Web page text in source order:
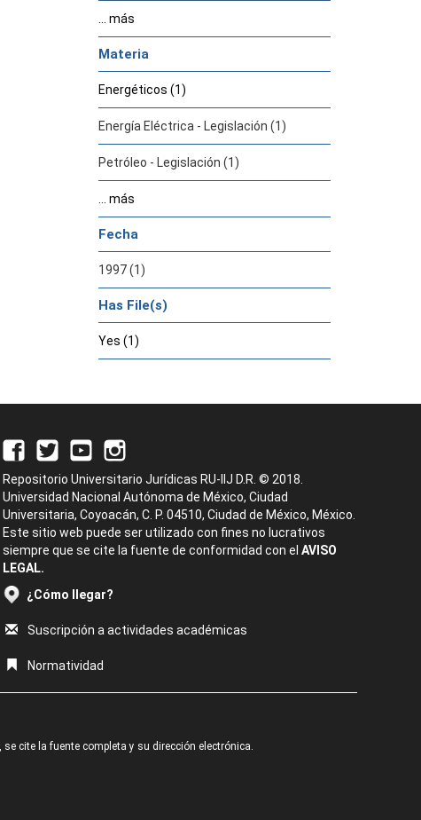
... más
Materia
Energéticos (1)
Energía Eléctrica - Legislación (1)
Petróleo - Legislación (1)
... más
Fecha
1997 (1)
Has File(s)
Yes (1)
Repositorio Universitario Jurídicas RU-IIJ D.R. © 2018.
Universidad Nacional Autónoma de México, Ciudad
Universitaria, Coyoacán, C. P. 04510, Ciudad de México, México.
Este sitio web puede ser utilizado con fines no lucrativos
siempre que se cite la fuente de conformidad con el AVISO
LEGAL.
¿Cómo llegar?
Suscripción a actividades académicas
Normatividad
cite la fuente completa y su dirección electrónica.